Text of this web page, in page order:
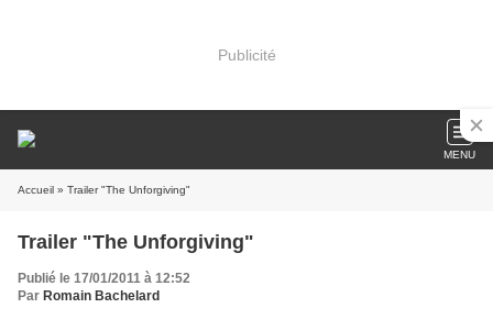
Publicité
MENU
Accueil » Trailer "The Unforgiving"
Trailer "The Unforgiving"
Publié le 17/01/2011 à 12:52
Par Romain Bachelard